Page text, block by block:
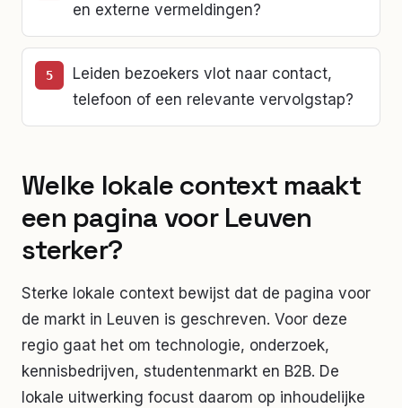
en externe vermeldingen?
Leiden bezoekers vlot naar contact,
telefoon of een relevante vervolgstap?
Welke lokale context maakt
een pagina voor Leuven
sterker?
Sterke lokale context bewijst dat de pagina voor
de markt in Leuven is geschreven. Voor deze
regio gaat het om technologie, onderzoek,
kennisbedrijven, studentenmarkt en B2B. De
lokale uitwerking focust daarom op inhoudelijke